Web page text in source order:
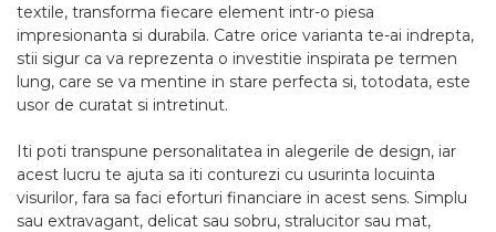
textile, transforma fiecare element intr-o piesa
impresionanta si durabila. Catre orice varianta te-ai indrepta,
stii sigur ca va reprezenta o investitie inspirata pe termen
lung, care se va mentine in stare perfecta si, totodata, este
usor de curatat si intretinut.
Iti poti transpune personalitatea in alegerile de design, iar
acest lucru te ajuta sa iti conturezi cu usurinta locuinta
visurilor, fara sa faci eforturi financiare in acest sens. Simplu
sau extravagant, delicat sau sobru, stralucitor sau mat,